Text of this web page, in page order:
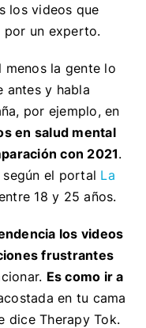
los videos que
por un experto.
menos la gente lo
antes y habla
por ejemplo, en
en salud mental
con 2021.
el portal La
18 y 25 años.
los videos
frustrantes
Es como ir a
en tu cama
dice Therapy Tok.